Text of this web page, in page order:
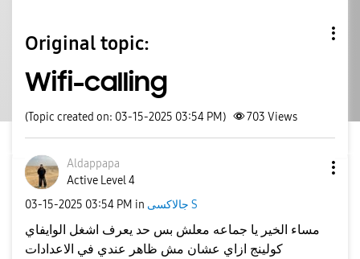
Original topic:
Wifi-calling
(Topic created on: 03-15-2025 03:54 PM) 703 Views
Aldappapa
Active Level 4
‎03-15-2025 03:54 PM in جالاكسى S
مساء الخير يا جماعه معلش بس حد يعرف اشغل الوايفاي
كولينج ازاي عشان مش ظاهر عندي في الاعدادات